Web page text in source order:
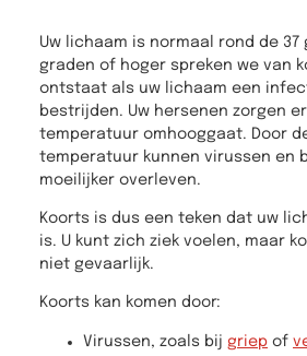
Uw lichaam is normaal rond de 37
graden of hoger spreken we van
ontstaat als uw lichaam een
bestrijden. Uw hersenen zorgen
temperatuur omhooggaat. Door
temperatuur kunnen virussen en
moeilijker overleven.
Koorts is dus een teken dat uw
is. U kunt zich ziek voelen, maar
niet gevaarlijk.
Koorts kan komen door:
Virussen, zoals bij griep of